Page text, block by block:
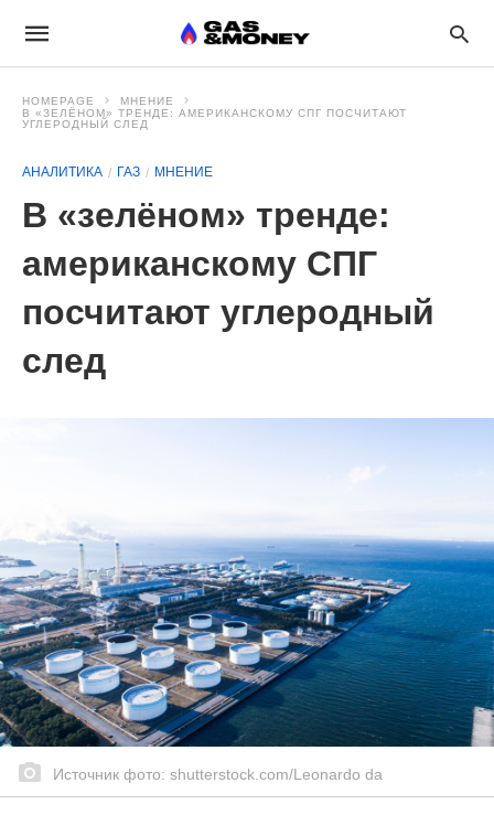
HOMEPAGE
МНЕНИЕ
В «ЗЕЛЁНОМ» ТРЕНДЕ: АМЕРИКАНСКОМУ СПГ ПОСЧИТАЮТ
УГЛЕРОДНЫЙ СЛЕД
АНАЛИТИКА ГАЗ МНЕНИЕ
В «зелёном» тренде:
американскому СПГ
посчитают углеродный
след
Источник фото: shutterstock.com/Leonardo da